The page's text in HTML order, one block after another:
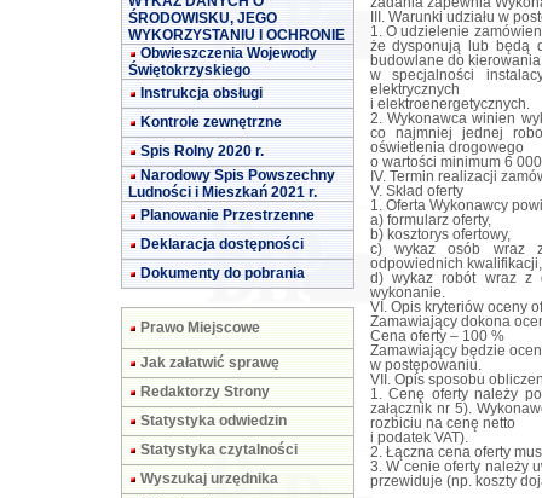
ŚRODOWISKU, JEGO
WYKORZYSTANIU I OCHRONIE
Obwieszczenia Wojewody
Świętokrzyskiego
Instrukcja obsługi
Kontrole zewnętrzne
Spis Rolny 2020 r.
Narodowy Spis Powszechny
Ludności i Mieszkań 2021 r.
Planowanie Przestrzenne
Deklaracja dostępności
Dokumenty do pobrania
Prawo Miejscowe
Jak załatwić sprawę
Redaktorzy Strony
Statystyka odwiedzin
Statystyka czytalności
Wyszukaj urzędnika
III. Warunki udziału w
1. O udzielenie
że dysponują lub będą
budowlane do
w specjalności
elektrycznych
i elektroenergetycznych.
2. Wykonawca winien
co najmniej jednej
oświetlenia drogowego
o wartości minimum 6
IV. Termin realizacji
V. Skład oferty
1. Oferta Wykonawcy
a) formularz oferty,
b) kosztorys ofertowy,
c) wykaz osób wraz z
odpowiednich kwalifikacji,
d) wykaz robót wraz z
wykonanie.
VI. Opis kryteriów oceny
Zamawiający dokona
Cena oferty – 100 %
Zamawiający będzie
w postępowaniu.
VII. Opis sposobu
1. Cenę oferty należy
załącznik nr 5).
rozbiciu na cenę netto
i podatek VAT).
2. Łączna cena oferty
3. W cenie oferty należy
przewiduje (np. koszty